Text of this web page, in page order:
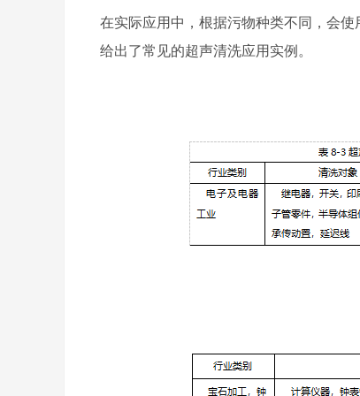
在实际应用中，根据污物种类不同，会
给出了常见的超声清洗应用实例。